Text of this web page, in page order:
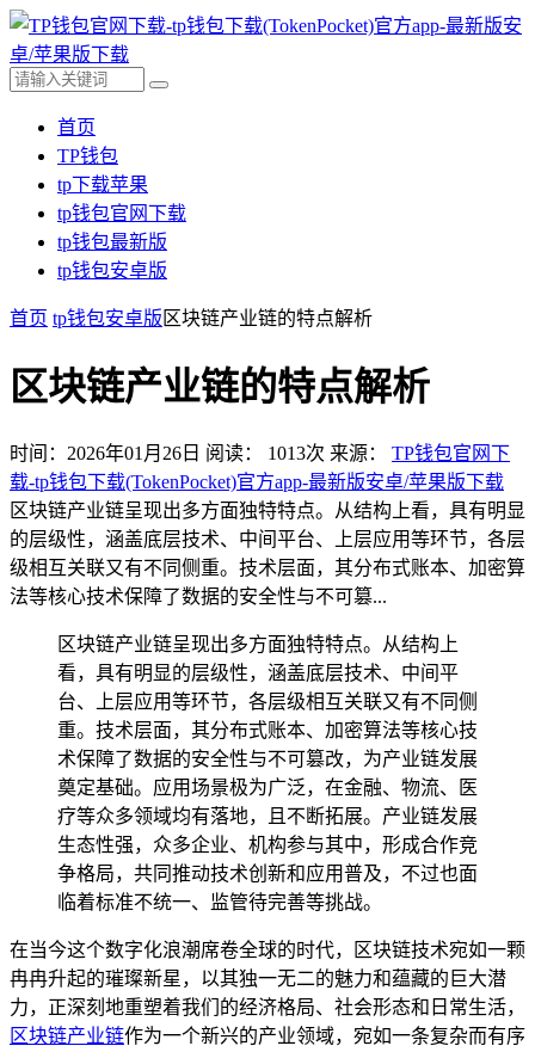
首页
TP钱包
tp下载苹果
tp钱包官网下载
tp钱包最新版
tp钱包安卓版
首页 tp钱包安卓版 区块链产业链的特点解析
区块链产业链的特点解析
时间：2026年01月26日 阅读： 1013次 来源： TP钱包官网下
载-tp钱包下载(TokenPocket)官方app-最新版安卓/苹果版下载
区块链产业链呈现出多方面独特特点。从结构上看，具有明显
的层级性，涵盖底层技术、中间平台、上层应用等环节，各层
级相互关联又有不同侧重。技术层面，其分布式账本、加密算
法等核心技术保障了数据的安全性与不可篡...
区块链产业链呈现出多方面独特特点。从结构上
看，具有明显的层级性，涵盖底层技术、中间平
台、上层应用等环节，各层级相互关联又有不同侧
重。技术层面，其分布式账本、加密算法等核心技
术保障了数据的安全性与不可篡改，为产业链发展
奠定基础。应用场景极为广泛，在金融、物流、医
疗等众多领域均有落地，且不断拓展。产业链发展
生态性强，众多企业、机构参与其中，形成合作竞
争格局，共同推动技术创新和应用普及，不过也面
临着标准不统一、监管待完善等挑战。
在当今这个数字化浪潮席卷全球的时代，区块链技术宛如一颗
冉冉升起的璀璨新星，以其独一无二的魅力和蕴藏的巨大潜
力，正深刻地重塑着我们的经济格局、社会形态和日常生活，
区块链产业链作为一个新兴的产业领域，宛如一条复杂而有序